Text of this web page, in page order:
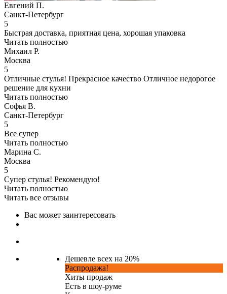
Евгений П.
Санкт-Петербург
5
Быстрая доставка, приятная цена, хорошая упаковка
Читать полностью
Михаил Р.
Москва
5
Отличные стулья! Прекрасное качество Отличное недорогое
решение для кухни
Читать полностью
Софья В.
Санкт-Петербург
5
Все супер
Читать полностью
Марина С.
Москва
5
Супер стулья! Рекомендую!
Читать полностью
Читать все отзывы
Вас может заинтересовать
Дешевле всех на 20%
Распродажа!
Хиты продаж
Есть в шоу-руме